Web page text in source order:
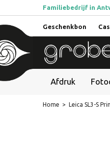
Familiebedrijf in
Geschenkbon
Afdruk
Home > Leica SL3-S